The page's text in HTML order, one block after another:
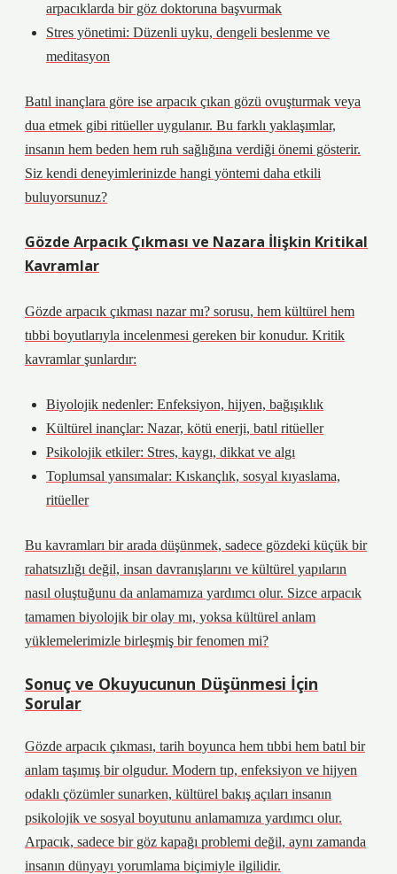
arpacıklarda bir göz doktoruna başvurmak
Stres yönetimi: Düzenli uyku, dengeli beslenme ve
meditasyon
Batıl inançlara göre ise arpacık çıkan gözü ovuşturmak veya
dua etmek gibi ritüeller uygulanır. Bu farklı yaklaşımlar,
insanın hem beden hem ruh sağlığına verdiği önemi gösterir.
Siz kendi deneyimlerinizde hangi yöntemi daha etkili
buluyorsunuz?
Gözde Arpacık Çıkması ve Nazara İlişkin Kritikal
Kavramlar
Gözde arpacık çıkması nazar mı? sorusu, hem kültürel hem
tıbbi boyutlarıyla incelenmesi gereken bir konudur. Kritik
kavramlar şunlardır:
Biyolojik nedenler: Enfeksiyon, hijyen, bağışıklık
Kültürel inançlar: Nazar, kötü enerji, batıl ritüeller
Psikolojik etkiler: Stres, kaygı, dikkat ve algı
Toplumsal yansımalar: Kıskançlık, sosyal kıyaslama,
ritüeller
Bu kavramları bir arada düşünmek, sadece gözdeki küçük bir
rahatsızlığı değil, insan davranışlarını ve kültürel yapıların
nasıl oluştuğunu da anlamamıza yardımcı olur. Sizce arpacık
tamamen biyolojik bir olay mı, yoksa kültürel anlam
yüklemelerimizle birleşmiş bir fenomen mi?
Sonuç ve Okuyucunun Düşünmesi İçin
Sorular
Gözde arpacık çıkması, tarih boyunca hem tıbbi hem batıl bir
anlam taşımış bir olgudur. Modern tıp, enfeksiyon ve hijyen
odaklı çözümler sunarken, kültürel bakış açıları insanın
psikolojik ve sosyal boyutunu anlamamıza yardımcı olur.
Arpacık, sadece bir göz kapağı problemi değil, aynı zamanda
insanın dünyayı yorumlama biçimiyle ilgilidir.